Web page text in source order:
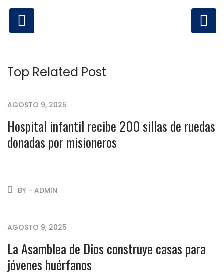
Top Related Post
AGOSTO 9, 2025
Hospital infantil recibe 200 sillas de ruedas
donadas por misioneros
BY - ADMIN
AGOSTO 9, 2025
La Asamblea de Dios construye casas para
jóvenes huérfanos